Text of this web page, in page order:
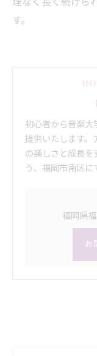
す。
初心者から音楽
提供いたします。
の楽しさと成長を
う、福岡市南区に
福岡県
お